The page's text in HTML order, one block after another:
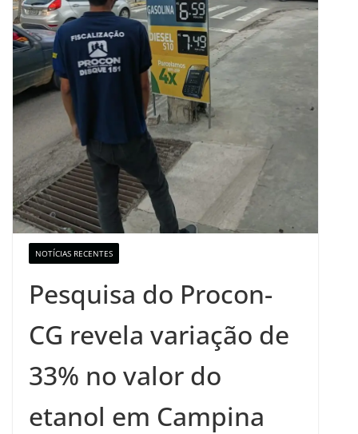
NOTÍCIAS RECENTES
Pesquisa do Procon-
CG revela variação de
33% no valor do
etanol em Campina